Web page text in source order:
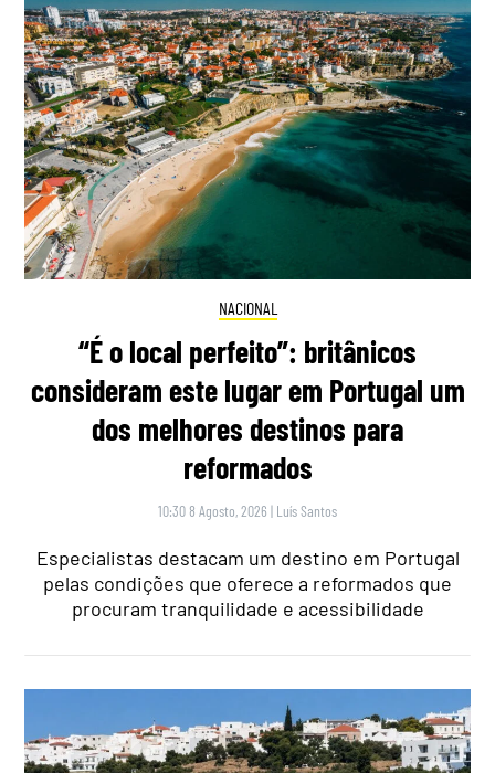
NACIONAL
“É o local perfeito”: britânicos
consideram este lugar em Portugal um
dos melhores destinos para
reformados
10:30 8 Agosto, 2026 | Luís Santos
Especialistas destacam um destino em Portugal
pelas condições que oferece a reformados que
procuram tranquilidade e acessibilidade